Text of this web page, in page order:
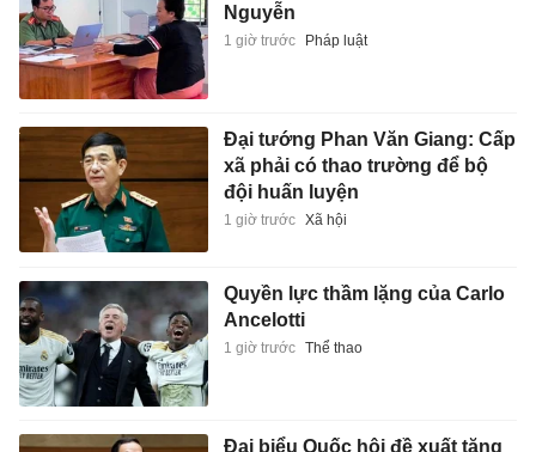
Nguyễn
1 giờ trước Pháp luật
Đại tướng Phan Văn Giang: Cấp
xã phải có thao trường để bộ
đội huấn luyện
1 giờ trước Xã hội
Quyền lực thầm lặng của Carlo
Ancelotti
1 giờ trước Thể thao
Đại biểu Quốc hội đề xuất tăng